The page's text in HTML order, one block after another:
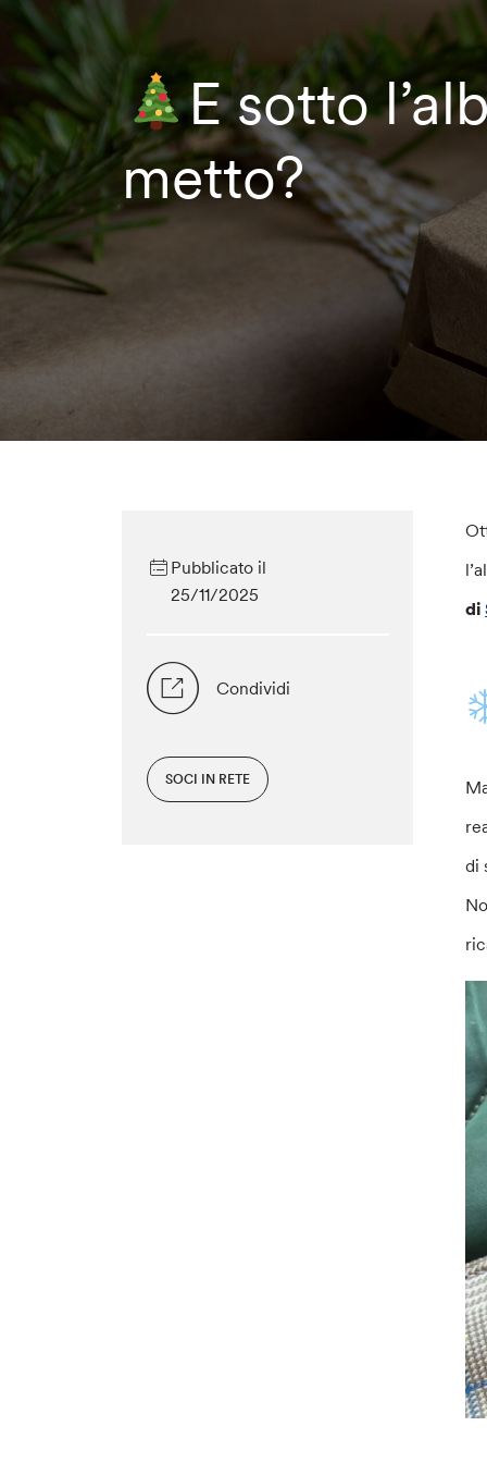
E sotto
metto?
Pubblicato il
25/11/2025
Condividi
SOCI IN RETE
di
di